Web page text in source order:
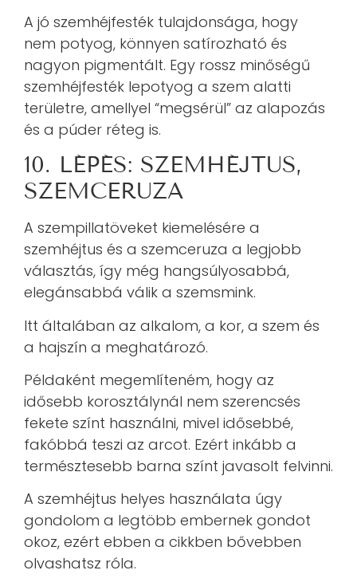
A jó szemhéjfesték tulajdonsága, hogy
nem potyog, könnyen satírozható és
nagyon pigmentált. Egy rossz minőségű
szemhéjfesték lepotyog a szem alatti
területre, amellyel “megsérül” az alapozás
és a púder réteg is.
10. LÉPÉS: SZEMHÉJTUS,
SZEMCERUZA
A szempillatöveket kiemelésére a
szemhéjtus és a szemceruza a legjobb
választás, így még hangsúlyosabbá,
elegánsabbá válik a szemsmink.
Itt általában az alkalom, a kor, a szem és
a hajszín a meghatározó.
Példaként megemlíteném, hogy az
idősebb korosztálynál nem szerencsés
fekete színt használni, mivel idősebbé,
fakóbbá teszi az arcot. Ezért inkább a
természtesebb barna színt javasolt felvinni.
A szemhéjtus helyes használata úgy
gondolom a legtöbb embernek gondot
okoz, ezért ebben a cikkben bővebben
olvashatsz róla.